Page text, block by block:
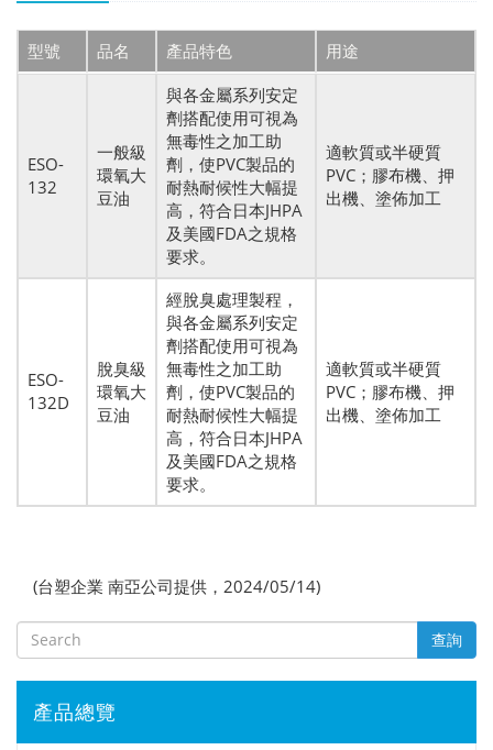
型號 品名 產品特色 用途
ESO-
132
一般級
環氧大
豆油
與各金屬系列安定
劑搭配使用可視為
無毒性之加工助
劑，使PVC製品的
耐熱耐候性大幅提
高，符合日本JHPA
及美國FDA之規格
要求。
適軟質或半硬質
PVC；膠布機、押
出機、塗佈加工
ESO-
132D
脫臭級
環氧大
豆油
經脫臭處理製程，
與各金屬系列安定
劑搭配使用可視為
無毒性之加工助
劑，使PVC製品的
耐熱耐候性大幅提
高，符合日本JHPA
及美國FDA之規格
要求。
適軟質或半硬質
PVC；膠布機、押
出機、塗佈加工
(台塑企業 南亞公司提供，2024/05/14)
查詢
產品總覽